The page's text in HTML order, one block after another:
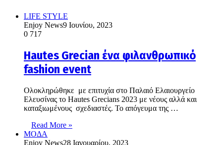
LIFE STYLE
Enjoy News9 Ιουνίου, 2023
0 717
Hautes Grecian ένα φιλανθρωπικό
fashion event
Ολοκληρώθηκε με επιτυχία στο Παλαιό Ελαιουργείο
Ελευσίνας το Hautes Grecians 2023 με νέους αλλά και
καταξιωμένους σχεδιαστές. Το απόγευμα της …
Read More »
ΜΟΔΑ
Enjoy News28 Ιανουαρίου, 2023